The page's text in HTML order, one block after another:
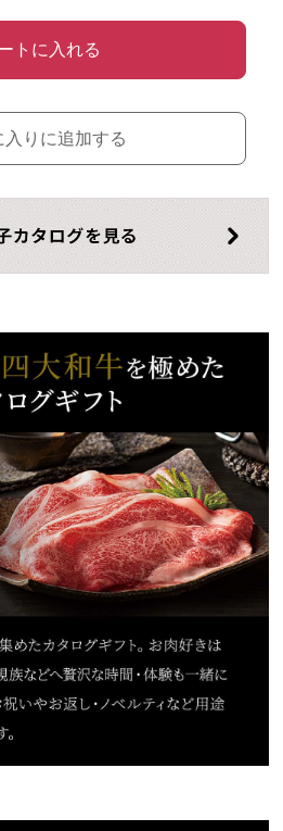
トに入れる
入りに追加する